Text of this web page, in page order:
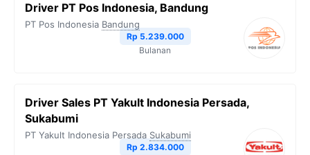
Driver PT Pos Indonesia, Bandung
PT Pos Indonesia Bandung
Rp 5.239.000
Bulanan
Driver Sales PT Yakult Indonesia Persada,
Sukabumi
PT Yakult Indonesia Persada Sukabumi
Rp 2.834.000